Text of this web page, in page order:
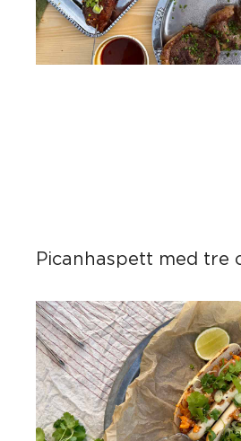
Picanhaspett med tre